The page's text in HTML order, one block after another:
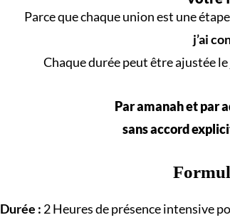
Parce quechaque unionest une
j’ai
Chaque durée peut être ajustée
Par amanah et par
sans accord
Durée : 2 Heures de présence intensive